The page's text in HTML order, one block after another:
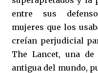
entre sus
mujeres que los
creían perjudicial
The Lancet, una
antigua del mundo,